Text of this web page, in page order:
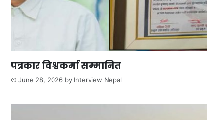
पत्रकार विश्वकर्मा सम्मानित
June 28, 2026 by Interview Nepal